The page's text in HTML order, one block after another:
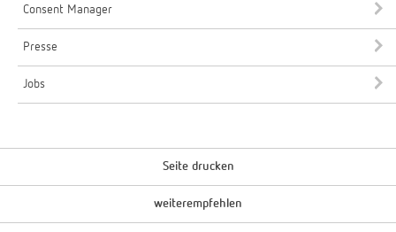
Consent Manager
Presse
Jobs
Seite drucken
weiterempfehlen